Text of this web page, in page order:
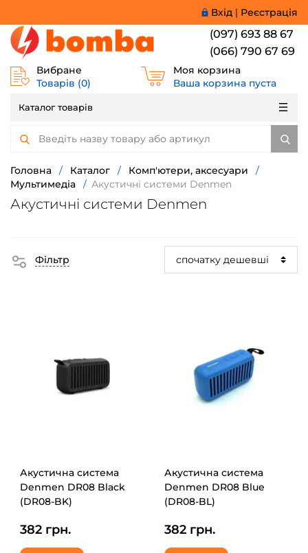
Вхід | Реєстрація
(097) 693 88 67
(066) 790 67 69
Вибране
Товарів (0)
Моя корзина
Ваша корзина пуста
Каталог товарів
Головна / Каталог / Комп'ютери, аксесуари
/
Мультимедіа
/ Акустичні системи Denmen
Акустичні системи Denmen
Фільтр
Акустична система
Denmen DR08 Black
(DR08-BK)
382 грн.
Акустична система
Denmen DR08 Blue
(DR08-BL)
382 грн.